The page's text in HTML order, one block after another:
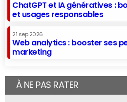
ChatGPT et IA génératives :
et usages responsables
21 sep 2026
Web analytics : booster ses
marketing
À NE PAS RATER